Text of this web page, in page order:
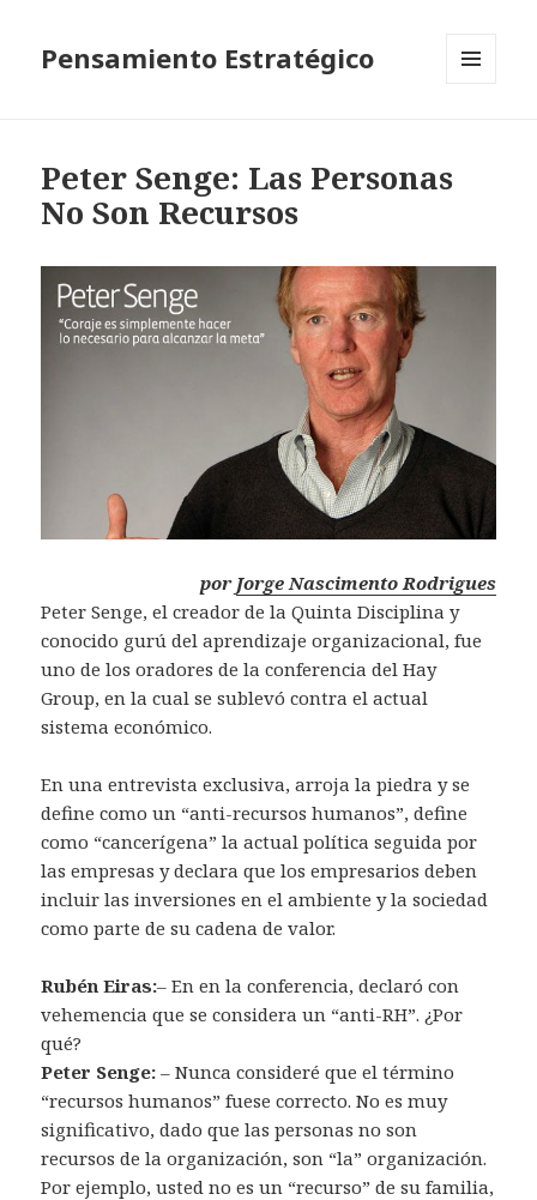
Pensamiento Estratégico
Peter Senge: Las Personas
No Son Recursos
por Jorge Nascimento Rodrigues
Peter Senge, el creador de la Quinta Disciplina y
conocido gurú del aprendizaje organizacional, fue
uno de los oradores de la conferencia del Hay
Group, en la cual se sublevó contra el actual
sistema económico.
En una entrevista exclusiva, arroja la piedra y se
define como un “anti-recursos humanos”, define
como “cancerígena” la actual política seguida por
las empresas y declara que los empresarios deben
incluir las inversiones en el ambiente y la sociedad
como parte de su cadena de valor.
Rubén Eiras:– En en la conferencia, declaró con
vehemencia que se considera un “anti-RH”. ¿Por
qué?
Peter Senge: – Nunca consideré que el término
“recursos humanos” fuese correcto. No es muy
significativo, dado que las personas no son
recursos de la organización, son “la” organización.
Por ejemplo, usted no es un “recurso” de su familia,